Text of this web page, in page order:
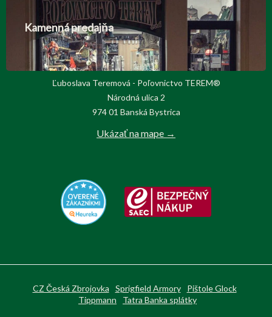
Kamenná predajňa
Ľuboslava Teremová - Poľovnictvo TEREM®
Národná ulica 2
974 01 Banská Bystrica
Ukázať na mape →
CZ Česká Zbrojovka Sprigfield Armory
Pištole Glock
Tippmann
Tatra Banka splátky